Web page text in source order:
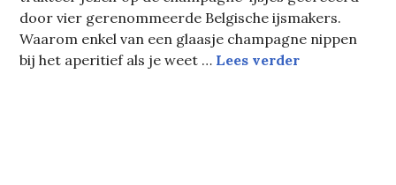
door vier gerenommeerde Belgische ijsmakers.
Waarom enkel van een glaasje champagne nippen
bij het aperitief als je weet … Lees verderPiper-